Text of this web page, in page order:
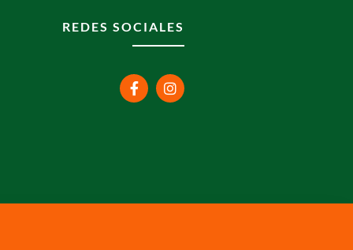
REDES SOCIALES